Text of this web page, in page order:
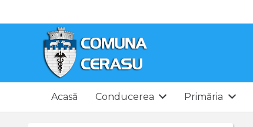
Acasă Conducerea Primăria